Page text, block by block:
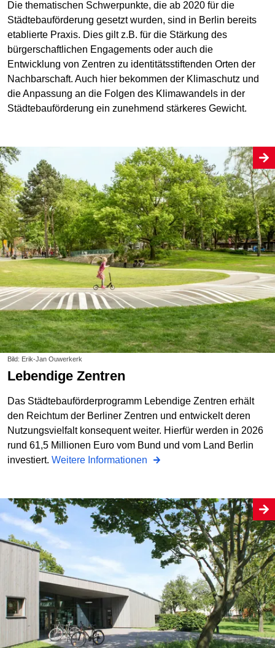
Die thematischen Schwerpunkte, die ab 2020 für die
Städtebauförderung gesetzt wurden, sind in Berlin bereits
etablierte Praxis. Dies gilt z.B. für die Stärkung des
bürgerschaftlichen Engagements oder auch die
Entwicklung von Zentren zu identitätsstiftenden Orten der
Nachbarschaft. Auch hier bekommen der Klimaschutz und
die Anpassung an die Folgen des Klimawandels in der
Städtebauförderung ein zunehmend stärkeres Gewicht.
Bild: Erik-Jan Ouwerkerk
Lebendige Zentren
Das Städtebauförderprogramm Lebendige Zentren erhält
den Reichtum der Berliner Zentren und entwickelt deren
Nutzungsvielfalt konsequent weiter. Hierfür werden in 2026
rund 61,5 Millionen Euro vom Bund und vom Land Berlin
investiert. Weitere Informationen